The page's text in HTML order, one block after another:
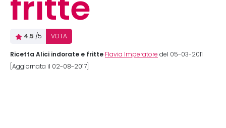
4.5 /5 VOTA
Ricetta Alici indorate e fritte Flavia Imperatore del 05-03-2011
[Aggiornata il 02-08-2017]